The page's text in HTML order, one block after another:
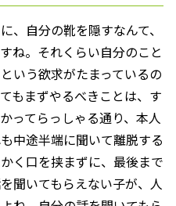
、自分の靴を隠すなんて、
ね。それくらい自分のこと
いう欲求がたまっているの
もまずやるべきことは、す
ってらっしゃる通り、本人
中途半端に聞いて離脱する
く口を挟まずに、最後まで
聞いてもらえない子が、人